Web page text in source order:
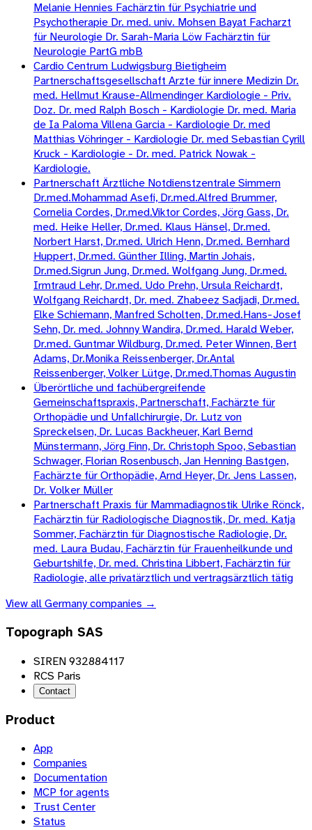
Melanie Hennies Fachärztin für Psychiatrie und
Psychotherapie Dr. med. univ. Mohsen Bayat Facharzt
für Neurologie Dr. Sarah-Maria Löw Fachärztin für
Neurologie PartG mbB
Cardio Centrum Ludwigsburg Bietigheim
Partnerschaftsgesellschaft Arzte für innere Medizin Dr.
med. Hellmut Krause-Allmendinger Kardiologie - Priv.
Doz. Dr. med Ralph Bosch - Kardiologie Dr. med. Maria
de Ia Paloma Villena Garcia - Kardiologie Dr. med
Matthias Vöhringer - Kardiologie Dr. med Sebastian Cyrill
Kruck - Kardiologie - Dr. med. Patrick Nowak -
Kardiologie.
Partnerschaft Ärztliche Notdienstzentrale Simmern
Dr.med.Mohammad Asefi, Dr.med.Alfred Brummer,
Cornelia Cordes, Dr.med.Viktor Cordes, Jörg Gass, Dr.
med. Heike Heller, Dr.med. Klaus Hänsel, Dr.med.
Norbert Harst, Dr.med. Ulrich Henn, Dr.med. Bernhard
Huppert, Dr.med. Günther Illing, Martin Johais,
Dr.med.Sigrun Jung, Dr.med. Wolfgang Jung, Dr.med.
Irmtraud Lehr, Dr.med. Udo Prehn, Ursula Reichardt,
Wolfgang Reichardt, Dr. med. Zhabeez Sadjadi, Dr.med.
Elke Schiemann, Manfred Scholten, Dr.med.Hans-Josef
Sehn, Dr. med. Johnny Wandira, Dr.med. Harald Weber,
Dr.med. Guntmar Wildburg, Dr.med. Peter Winnen, Bert
Adams, Dr.Monika Reissenberger, Dr.Antal
Reissenberger, Volker Lütge, Dr.med.Thomas Augustin
Überörtliche und fachübergreifende
Gemeinschaftspraxis, Partnerschaft, Fachärzte für
Orthopädie und Unfallchirurgie, Dr. Lutz von
Spreckelsen, Dr. Lucas Backheuer, Karl Bernd
Münstermann, Jörg Finn, Dr. Christoph Spoo, Sebastian
Schwager, Florian Rosenbusch, Jan Henning Bastgen,
Fachärzte für Orthopädie, Arnd Heyer, Dr. Jens Lassen,
Dr. Volker Müller
Partnerschaft Praxis für Mammadiagnostik Ulrike Rönck,
Fachärztin für Radiologische Diagnostik, Dr. med. Katja
Sommer, Fachärztin für Diagnostische Radiologie, Dr.
med. Laura Budau, Fachärztin für Frauenheilkunde und
Geburtshilfe, Dr. med. Christina Libbert, Fachärztin für
Radiologie, alle privatärztlich und vertragsärztlich tätig
View allGermanycompanies →
Topograph SAS
SIREN 932884117
RCS Paris
Contact
Product
App
Companies
Documentation
MCP for agents
Trust Center
Status